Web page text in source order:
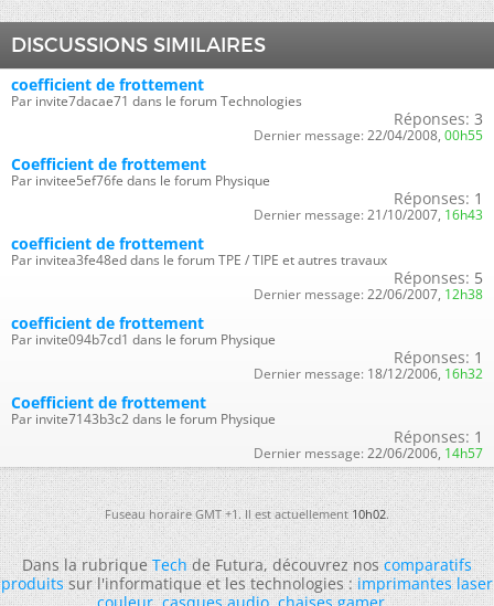
DISCUSSIONS SIMILAIRES
coefficient de frottement
Par invite7dacae71 dans le forum Technologies
Réponses: 3
Dernier message: 22/04/2008, 00h55
Coefficient de frottement
Par invitee5ef76fe dans le forum Physique
Réponses: 1
Dernier message: 21/10/2007, 16h43
coefficient de frottement
Par invitea3fe48ed dans le forum TPE / TIPE et autres travaux
Réponses: 5
Dernier message: 22/06/2007, 12h38
coefficient de frottement
Par invite094b7cd1 dans le forum Physique
Réponses: 1
Dernier message: 18/12/2006, 16h32
Coefficient de frottement
Par invite7143b3c2 dans le forum Physique
Réponses: 1
Dernier message: 22/06/2006, 14h57
Fuseau horaire GMT +1. Il est actuellement10h02.
Dans la rubriqueTechde Futura, découvrez noscomparatifs
produitssur l'informatique et les technologies :imprimantes laser